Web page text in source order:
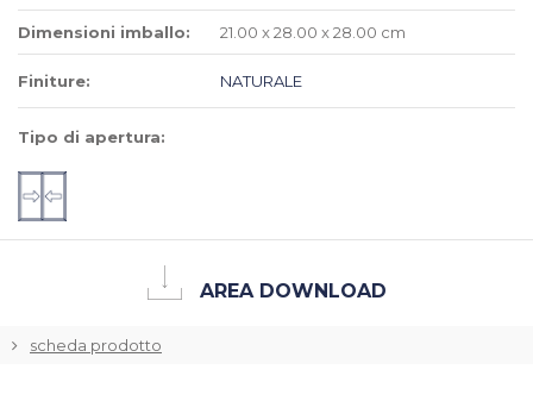
Dimensioni imballo: 21.00 x 28.00 x 28.00 cm
Finiture: NATURALE
Tipo di apertura:
AREA DOWNLOAD
scheda prodotto